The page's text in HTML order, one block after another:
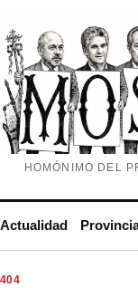
HOMÓNIMO DEL
Actualidad
404